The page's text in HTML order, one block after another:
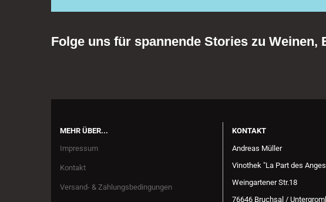
Folge uns für spannende Stories zu Weinen,
MEHR ÜBER...
Impressum
Kontakt
Versand- & Zahlungsbedingungen
KONTAKT
Andreas Müller
Vinothek "La Part des
Weingartener Str.18
76646 Bruchsal /